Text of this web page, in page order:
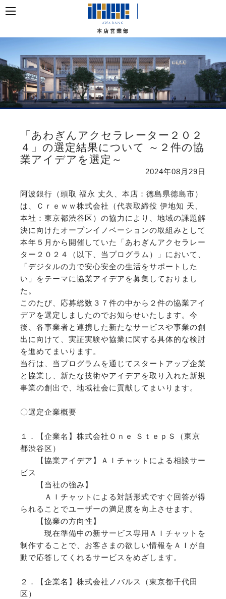
本店営業部
「あわぎんアクセラレーター２０２
４」の選定結果について ～２件の協
業アイデアを選定～
2024年08月29日
阿波銀行（頭取 福永 丈久、本店：徳島県徳島市）
は、Ｃｒｅｗｗ株式会社（代表取締役 伊地知 天、
本社：東京都渋谷区）の協力により、地域の課題解
決に向けたオープンイノベーションの取組みとして
本年５月から開催していた「あわぎんアクセラレー
ター２０２４（以下、当プログラム）」において、
「デジタルの力で安心安全の生活をサポートした
い」をテーマに協業アイデアを募集しておりまし
た。
このたび、応募総数３７件の中から２件の協業アイ
デアを選定しましたのでお知らせいたします。今
後、各事業者と連携した新たなサービスや事業の創
出に向けて、実証実験や協業に関する具体的な検討
を進めてまいります。
当行は、当プログラムを通じてスタートアップ企業
と協業し、新たな技術やアイデアを取り入れた新規
事業の創出で、地域社会に貢献してまいります。
〇選定企業概要
１．【企業名】株式会社Ｏｎｅ ＳｔｅｐＳ（東京
都渋谷区）
【協業アイデア】ＡＩチャットによる相談サー
ビス
【当社の強み】
ＡＩチャットによる対話形式ですぐ回答が得
られることでユーザーの満足度を向上させます。
【協業の方向性】
現在準備中の新サービス専用ＡＩチャットを
制作することで、お客さまの欲しい情報をＡＩが自
動で応答してくれるサービスをめざします。
２．【企業名】株式会社ノバルス（東京都千代田
区）